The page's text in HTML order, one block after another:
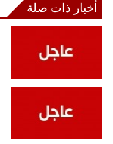
أخبار ذات صلة